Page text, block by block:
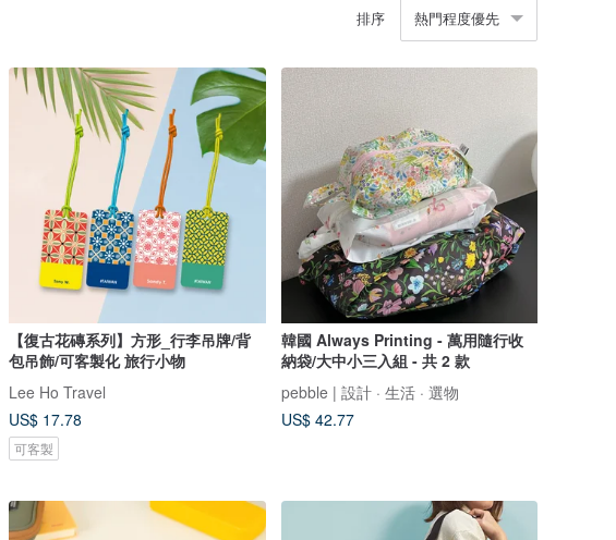
排序 熱門程度優先
【復古花磚系列】方形_行李吊牌/背
包吊飾/可客製化 旅行小物
Lee Ho Travel
US$ 17.78
可客製
韓國 Always Printing - 萬用隨行收
納袋/大中小三入組 - 共 2 款
pebble | 設計 · 生活 · 選物
US$ 42.77